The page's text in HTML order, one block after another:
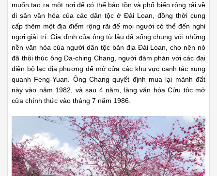
muốn tạo ra một nơi để có thể bảo tồn và phổ biến rộng rãi về
di sản văn hóa của các dân tộc ở Đài Loan, đồng thời cung
cấp thêm một địa điểm rộng rãi để mọi người có thể đến nghỉ
ngơi giải trí. Gia đình của ông từ lâu đã sống chung với những
nền văn hóa của người dân tộc bản địa Đài Loan, cho nên nó
đã thôi thúc ông Da-ching Chang, người đàm phán với các đại
diện bộ lạc địa phương để mở cửa các khu vực canh tác xung
quanh Feng-Yuan. Ông Chang quyết định mua lại mảnh đất
này vào năm 1982, và sau 4 năm, làng văn hóa Cửu tộc mở
cửa chính thức vào tháng 7 năm 1986.